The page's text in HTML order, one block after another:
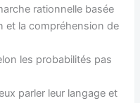
rationnelle basée
et la compréhension de
les probabilités pas
parler leur langage et